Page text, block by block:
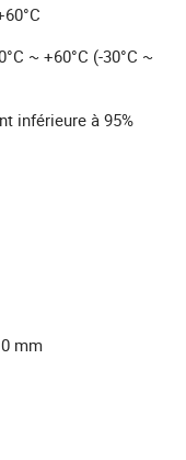
~ +60°C (-30°C ~
inférieure à 95%
mm